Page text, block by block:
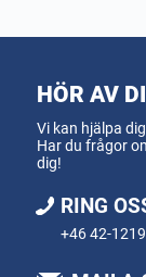
HÖR AV
Vi kan hjälpa
Har du frågor
dig!
RING
+46 42-